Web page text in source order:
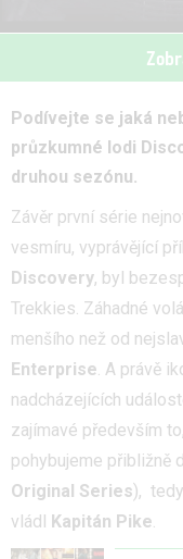
Podívejte se jaká
průzkumné lodi
druhou sezónu.
Závěr první série
vesmíru, vyprávějící
Discovery, byl
Trekkies. Záhadné
menšího než od
Enterprise. A právě
nadcházejících
zajímavé především
pohybujeme přibližně
Original Series),
vládl
Kapitán Pike.